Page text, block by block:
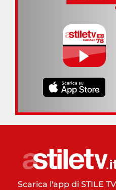
Scarica l'app di STILE